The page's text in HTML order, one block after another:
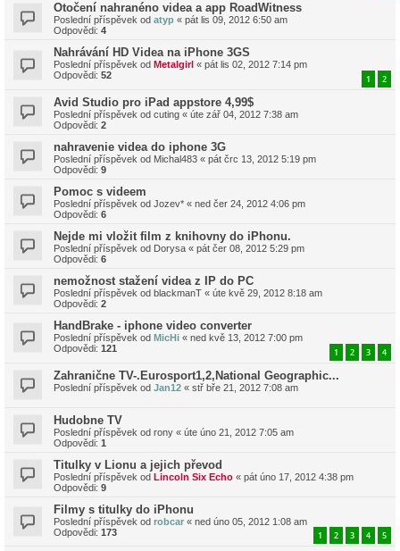
Otočení nahranéno videa a app RoadWitness
Poslední příspěvek od atyp « pát lis 09, 2012 6:50 am
Odpovědi: 4
Nahrávání HD Videa na iPhone 3GS
Poslední příspěvek od Metalgirl « pát lis 02, 2012 7:14 pm
Odpovědi: 52 1 2
Avid Studio pro iPad appstore 4,99$
Poslední příspěvek od cuting « úte zář 04, 2012 7:38 am
Odpovědi: 2
nahravenie videa do iphone 3G
Poslední příspěvek od Michal483 « pát črc 13, 2012 5:19 pm
Odpovědi: 9
Pomoc s videem
Poslední příspěvek od Jozev* « ned čer 24, 2012 4:06 pm
Odpovědi: 6
Nejde mi vložit film z knihovny do iPhonu.
Poslední příspěvek od Dorysa « pát čer 08, 2012 5:29 pm
Odpovědi: 6
nemožnost stažení videa z IP do PC
Poslední příspěvek od blackmanT « úte kvě 29, 2012 8:18 am
Odpovědi: 2
HandBrake - iphone video converter
Poslední příspěvek od MicHi « ned kvě 13, 2012 7:00 pm
Odpovědi: 121 1 2 3 4
Zahranične TV-.Eurosport1,2,National Geographic...
Poslední příspěvek od Jan12 « stř bře 21, 2012 7:08 am
Hudobne TV
Poslední příspěvek od rony « úte úno 21, 2012 7:05 am
Odpovědi: 1
Titulky v Lionu a jejich převod
Poslední příspěvek od Lincoln Six Echo « pát úno 17, 2012 4:38 pm
Odpovědi: 9
Filmy s titulky do iPhonu
Poslední příspěvek od robcar « ned úno 05, 2012 1:08 am
Odpovědi: 173 1 2 3 4 5